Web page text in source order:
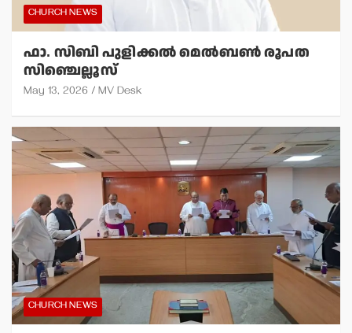
CHURCH NEWS
ഫാ. സിബി പുളിക്കല്‍ മെല്‍ബണ്‍ രൂപത
സിഞ്ചെല്ലൂസ്
May 13, 2026 MV Desk
CHURCH NEWS